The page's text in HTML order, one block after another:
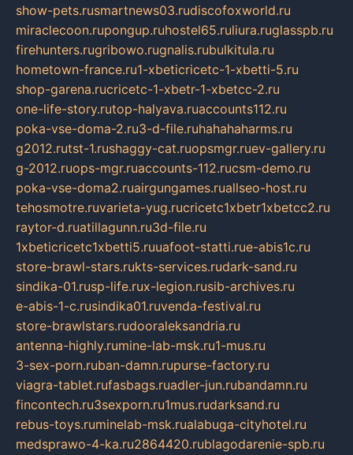
show-pets.rusmartnews03.rudiscofoxworld.ru
miraclecoon.rupongup.ruhostel65.ruliura.ruglasspb.ru
firehunters.rugribowo.rugnalis.rubulkitula.ru
hometown-france.ru1-xbeticricetc-1-xbetti-5.ru
shop-garena.rucricetc-1-xbetr-1-xbetcc-2.ru
one-life-story.rutop-halyava.ruaccounts112.ru
poka-vse-doma-2.ru3-d-file.ruhahahaharms.ru
g2012.rutst-1.rushaggy-cat.ruopsmgr.ruev-gallery.ru
g-2012.ruops-mgr.ruaccounts-112.rucsm-demo.ru
poka-vse-doma2.ruairgungames.ruallseo-host.ru
tehosmotre.ruvarieta-yug.rucricetc1xbetr1xbetcc2.ru
raytor-d.ruatillagunn.ru3d-file.ru
1xbeticricetc1xbetti5.ruuafoot-statti.rue-abis1c.ru
store-brawl-stars.rukts-services.rudark-sand.ru
sindika-01.rusp-life.rux-legion.rusib-archives.ru
e-abis-1-c.rusindika01.ruvenda-festival.ru
store-brawlstars.rudooraleksandria.ru
antenna-highly.rumine-lab-msk.ru1-mus.ru
3-sex-porn.ruban-damn.rupurse-factory.ru
viagra-tablet.rufasbags.ruadler-jun.rubandamn.ru
fincontech.ru3sexporn.ru1mus.rudarksand.ru
rebus-toys.ruminelab-msk.rualabuga-cityhotel.ru
medsprawo-4-ka.ru2864420.rublagodarenie-spb.ru